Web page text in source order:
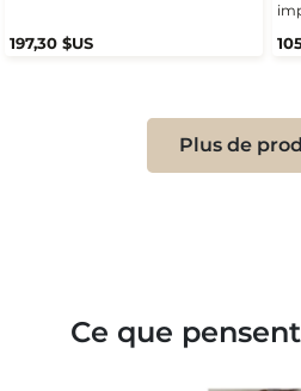
197,30 $US
Plus de
Ce que